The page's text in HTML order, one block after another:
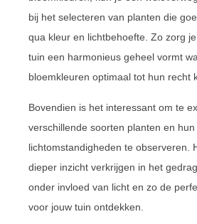
bij het selecteren van planten die
qua kleur en lichtbehoefte. Zo zorg
tuin een harmonieus geheel vormt
bloemkleuren optimaal tot hun recht
Bovendien is het interessant om te
verschillende soorten planten en
lichtomstandigheden te observeren.
dieper inzicht verkrijgen in het
onder invloed van licht en zo de
voor jouw tuin ontdekken.